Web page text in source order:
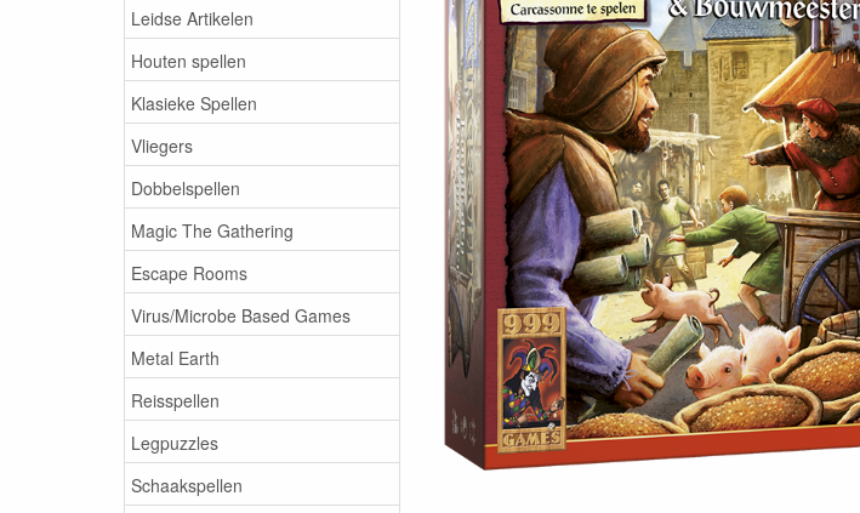
Leidse Artikelen
Houten spellen
Klasieke Spellen
Vliegers
Dobbelspellen
Magic The Gathering
Escape Rooms
Virus/Microbe Based Games
Metal Earth
Reisspellen
Legpuzzles
Schaakspellen